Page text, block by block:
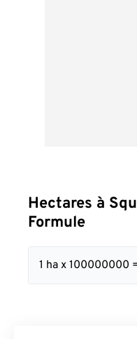
Hectares à
Formule
1 ha x 100000000